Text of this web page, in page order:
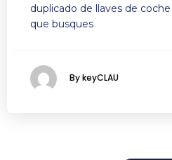
duplicado de llaves de
que busques
By keyCLAU